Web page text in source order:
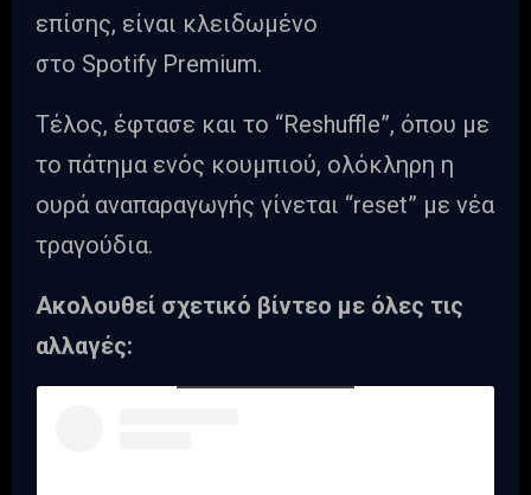
επίσης, είναι κλειδωμένο
στο Spotify Premium.
Τέλος, έφτασε και το “Reshuffle”, όπου με
το πάτημα ενός κουμπιού, ολόκληρη η
ουρά αναπαραγωγής γίνεται “reset” με νέα
τραγούδια.
Ακολουθεί σχετικό βίντεο με όλες τις
αλλαγές: